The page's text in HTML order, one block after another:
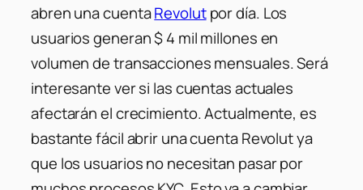
abren una cuentaRevolutpor día. Los
usuarios generan $ 4 mil millones en
volumen de transacciones mensuales. Será
interesante ver si las cuentas actuales
afectarán el crecimiento. Actualmente, es
bastante fácil abrir una cuenta Revolut ya
que los usuarios no necesitan pasar por